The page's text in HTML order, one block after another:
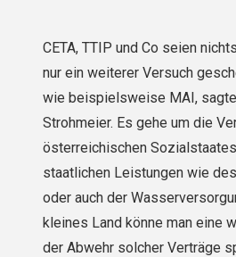
CETA, TTIP und Co seien
nur ein weiterer Versuch
wie beispielsweise MAI,
Strohmeier. Es gehe um die
österreichischen
staatlichen Leistungen wie
oder auch der
kleines Land könne man eine
der Abwehr solcher Verträge